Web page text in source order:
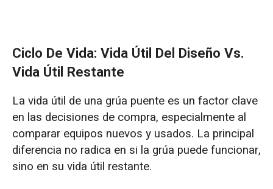
Ciclo De Vida: Vida Útil Del Diseño Vs.
Vida Útil Restante
La vida útil de una grúa puente es un factor clave
en las decisiones de compra, especialmente al
comparar equipos nuevos y usados. La principal
diferencia no radica en si la grúa puede funcionar,
sino en su vida útil restante.